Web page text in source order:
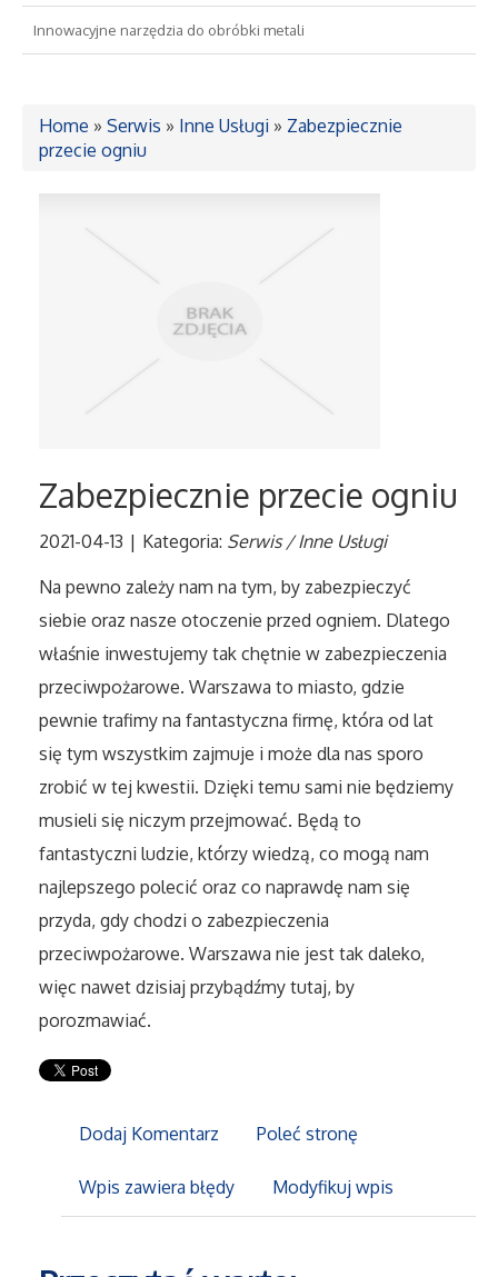
Wykształcenie
Kursy Językowe
Tłumaczenia
Sprzedaż Interntowa
Dla Dzieci
Wyposażenie Wnętrz
Wyposażenie Łazienki
Odzież
Sport
Elektronika, RTV, AGD
Art. Dla Zwierząt
Materiały Eksploatacyjne
Inne Sklepy
Elektronarzędzia
Innowacyjne narzędzia do obróbki metali
Home » Serwis » Inne Usługi » Zabezpiecznie
przecie ogniu
Zabezpiecznie przecie ogniu
2021-04-13 | Kategoria: Serwis / Inne Usługi
Na pewno zależy nam na tym, by zabezpieczyć
siebie oraz nasze otoczenie przed ogniem. Dlatego
właśnie inwestujemy tak chętnie w zabezpieczenia
przeciwpożarowe. Warszawa to miasto, gdzie
pewnie trafimy na fantastyczna firmę, która od lat
się tym wszystkim zajmuje i może dla nas sporo
zrobić w tej kwestii. Dzięki temu sami nie będziemy
musieli się niczym przejmować. Będą to
fantastyczni ludzie, którzy wiedzą, co mogą nam
najlepszego polecić oraz co naprawdę nam się
przyda, gdy chodzi o zabezpieczenia
przeciwpożarowe. Warszawa nie jest tak daleko,
więc nawet dzisiaj przybądźmy tutaj, by
porozmawiać.
Dodaj Komentarz Poleć stronę
Wpis zawiera błędy Modyfikuj wpis